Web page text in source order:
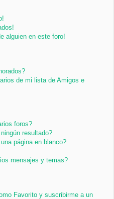
alguien en este foro!
de mi lista de Amigos e
foros?
resultado?
página en blanco?
mensajes y temas?
Favorito y suscribirme a un